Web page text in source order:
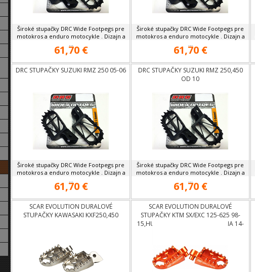
Široké stupačky DRC Wide Footpegs pre
motokros a enduro motocykle . Dizajn a
...
61,70 €
Široké stupačky DRC Wide Footpegs pre
motokros a enduro motocykle . Dizajn a
...
61,70 €
DRC STUPAČKY SUZUKI RMZ 250 05-06
Široké stupačky DRC Wide Footpegs pre
motokros a enduro motocykle . Dizajn a
...
61,70 €
DRC STUPAČKY SUZUKI RMZ 250,450
OD 10
Široké stupačky DRC Wide Footpegs pre
motokros a enduro motocykle . Dizajn a
...
61,70 €
SCAR EVOLUTION DURALOVÉ
STUPAČKY KAWASAKI KXF250,450
SCAR EVOLUTION DURALOVÉ
STUPAČKY KTM SX/EXC 125-625 98-
15,HUSABERG 09-13,HUSQVARNA 14-